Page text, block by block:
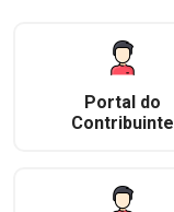
Portal do
Contribuinte